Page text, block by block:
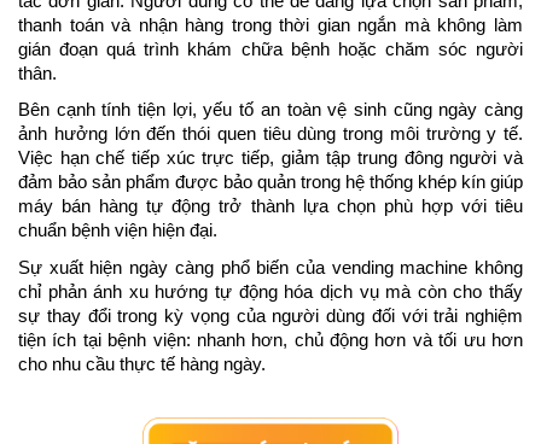
thanh toán và nhận hàng trong thời gian ngắn mà không làm
gián đoạn quá trình khám chữa bệnh hoặc chăm sóc người
thân.
Bên cạnh tính tiện lợi, yếu tố an toàn vệ sinh cũng ngày càng
ảnh hưởng lớn đến thói quen tiêu dùng trong môi trường y tế.
Việc hạn chế tiếp xúc trực tiếp, giảm tập trung đông người và
đảm bảo sản phẩm được bảo quản trong hệ thống khép kín giúp
máy bán hàng tự động trở thành lựa chọn phù hợp với tiêu
chuẩn bệnh viện hiện đại.
Sự xuất hiện ngày càng phổ biến của vending machine không
chỉ phản ánh xu hướng tự động hóa dịch vụ mà còn cho thấy
sự thay đổi trong kỳ vọng của người dùng đối với trải nghiệm
tiện ích tại bệnh viện: nhanh hơn, chủ động hơn và tối ưu hơn
cho nhu cầu thực tế hàng ngày.